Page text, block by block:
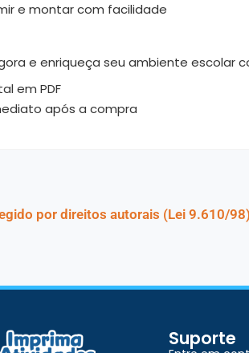
e montar com facilidade
e enriqueça seu ambiente escolar
em PDF
após a compra
por direitos autorais (Lei 9.610/
Suporte